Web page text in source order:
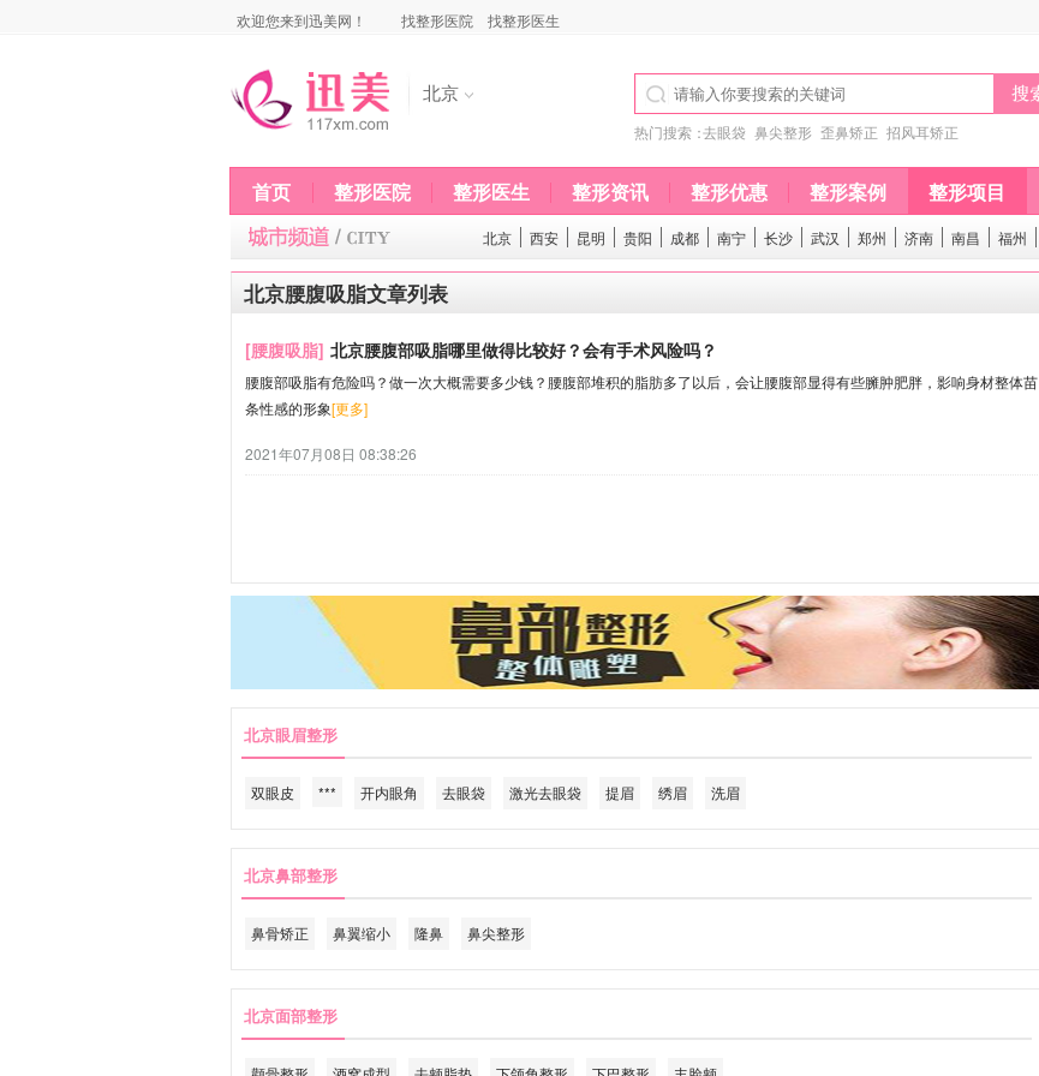
欢迎您来到迅美网！ 找整形医院 找整形医生
北京
热门搜索：去眼袋 鼻尖整形 歪鼻矫正 招风耳矫正
首页 整形医院 整形医生 整形资讯 整形优惠 整形案例 整形项目
北京 西安 昆明 贵阳 成都 南宁 长沙 武汉 郑州 济南 南昌 福州
北京腰腹吸脂文章列表
[腰腹吸脂] 北京腰腹部吸脂哪里做得比较好？会有手术风险吗？
腰腹部吸脂有危险吗？做一次大概需要多少钱？腰腹部堆积的脂肪多了以后，会让腰腹部显得有些臃肿肥胖，影响身材整体苗
条性感的形象[更多]
2021年07月08日 08:38:26
北京眼眉整形
双眼皮 *** 开内眼角 去眼袋 激光去眼袋 提眉 绣眉 洗眉
北京鼻部整形
鼻骨矫正 鼻翼缩小 隆鼻 鼻尖整形
北京面部整形